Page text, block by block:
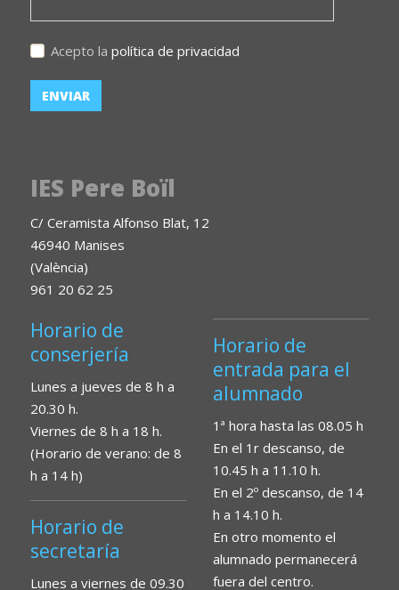
Acepto la política de privacidad
IES Pere Boïl
C/ Ceramista Alfonso Blat, 12
46940 Manises
(València)
961 20 62 25
Horario de
conserjería
Lunes a jueves de 8 h a
20.30 h.
Viernes de 8 h a 18 h.
(Horario de verano: de 8
h a 14 h)
Horario de
secretaría
Lunes a viernes de 09.30
Horario de
entrada para el
alumnado
1ª hora hasta las 08.05 h
En el 1r descanso, de
10.45 h a 11.10 h.
En el 2º descanso, de 14
h a 14.10 h.
En otro momento el
alumnado permanecerá
fuera del centro.